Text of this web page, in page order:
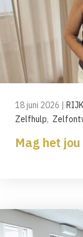
18 juni 2026
Zelfhulp,
Mag het